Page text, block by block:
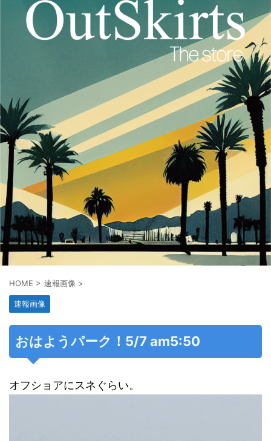
HOME > 速報画像 >
速報画像
おはようパーク！5/7 am5:50
オフショアにスネぐらい。